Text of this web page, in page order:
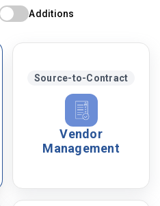
Additions
Source-to-Contract
Vendor
Management